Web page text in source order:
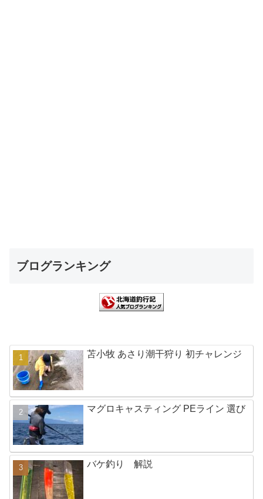
ブログランキング
苫小牧 あさり潮干狩り 初チャレンジ
マグロキャスティング PEライン 選び
バケ釣り 解説